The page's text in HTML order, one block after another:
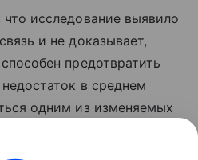
исследование выявило
и не доказывает,
предотвратить
в среднем
одним из изменяемых